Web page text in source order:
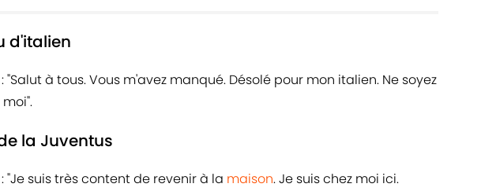
d'italien
: "Salut à tous. Vous m'avez manqué. Désolé pour mon italien. Ne soyez
la Juventus
: "Je suis très content de revenir à la maison. Je suis chez moi ici.